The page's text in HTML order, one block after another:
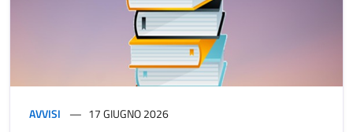
AVVISI 17 GIUGNO 2026